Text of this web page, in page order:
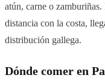
atún, carne o
distancia con la costa,
distribución gallega.
Dónde comer en